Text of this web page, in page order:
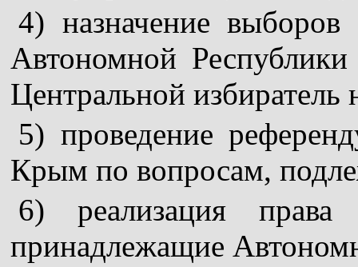
4) назначение выборов
Автономной
Центральной избиратель
5) проведение
Крым по вопросам,
6) реализация права
принадлежащие